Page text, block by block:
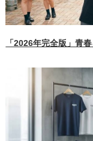
「2026年完全版」青